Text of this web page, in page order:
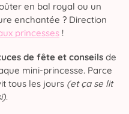
en bal royal ou un
enchantée ? Direction
princesses !
de fête et conseils de
mini-princesse. Parce
tous les jours (et ça se lit
.